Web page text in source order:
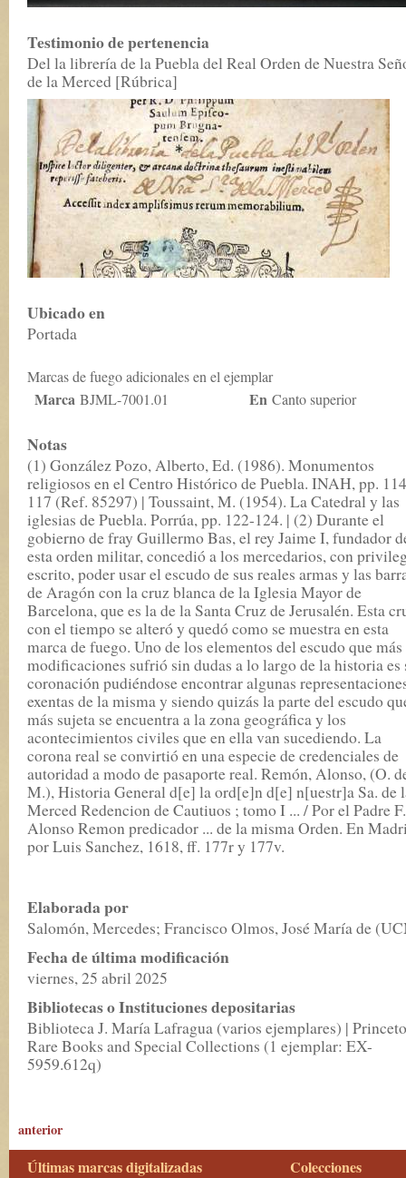
Testimonio de pertenencia
Del la librería de la Puebla del Real Orden de Nuestra
de la Merced [Rúbrica]
Ubicado en
Portada
Marcas de fuego adicionales en el ejemplar
Marca BJML-7001.01 En Canto superior
Notas
(1) González Pozo, Alberto, Ed. (1986). Monumentos
religiosos en el Centro Histórico de Puebla. INAH, pp.
117 (Ref. 85297) | Toussaint, M. (1954). La Catedral y las
iglesias de Puebla. Porrúa, pp. 122-124. | (2) Durante el
gobierno de fray Guillermo Bas, el rey Jaime I, fundador
esta orden militar, concedió a los mercedarios, con
escrito, poder usar el escudo de sus reales armas y las
de Aragón con la cruz blanca de la Iglesia Mayor de
Barcelona, que es la de la Santa Cruz de Jerusalén. Esta
con el tiempo se alteró y quedó como se muestra en esta
marca de fuego. Uno de los elementos del escudo que más
modificaciones sufrió sin dudas a lo largo de la historia es
coronación pudiéndose encontrar algunas
exentas de la misma y siendo quizás la parte del escudo
más sujeta se encuentra a la zona geográfica y los
acontecimientos civiles que en ella van sucediendo. La
corona real se convirtió en una especie de credenciales de
autoridad a modo de pasaporte real. Remón, Alonso, (O.
M.), Historia General d[e] la ord[e]n d[e] n[uestr]a Sa. de
Merced Redencion de Cautiuos ; tomo I ... / Por el Padre F.
Alonso Remon predicador ... de la misma Orden. En
por Luis Sanchez, 1618, ff. 177r y 177v.
Elaborada por
Salomón, Mercedes; Francisco Olmos, José María de
Fecha de última modificación
viernes, 25 abril 2025
Bibliotecas o Instituciones depositarias
Biblioteca J. María Lafragua (varios ejemplares) |
Rare Books and Special Collections (1 ejemplar: EX-
5959.612q)
anterior
Últimas marcas digitalizadas Colecciones